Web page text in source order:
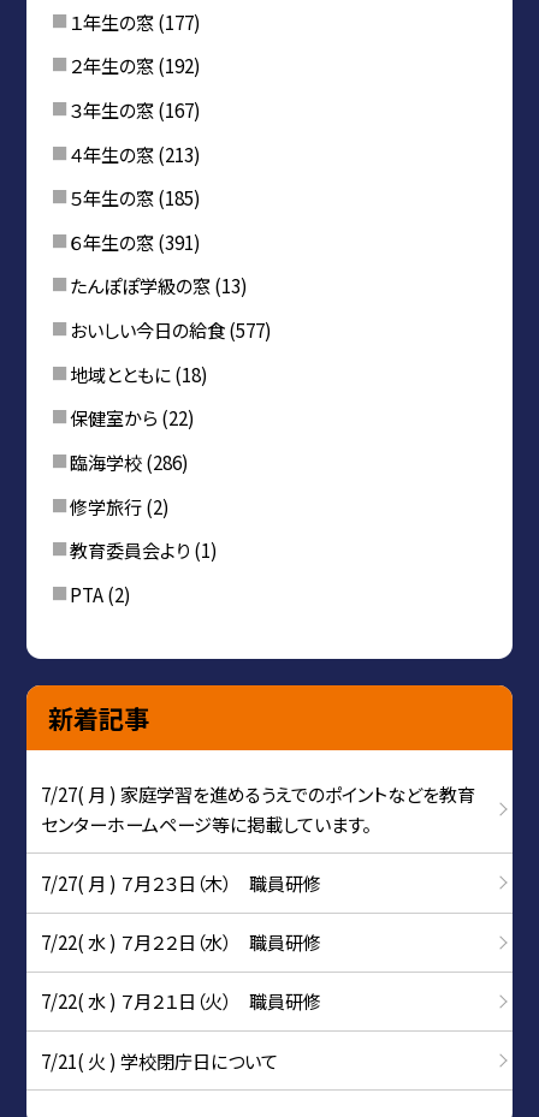
１年生の窓(177)
２年生の窓(192)
３年生の窓(167)
４年生の窓(213)
５年生の窓(185)
６年生の窓(391)
たんぽぽ学級の窓(13)
おいしい今日の給食(577)
地域とともに(18)
保健室から (22)
臨海学校(286)
修学旅行(2)
教育委員会より (1)
PTA(2)
新着記事
7/27( 月 ) 家庭学習を進めるうえでのポイントなどを教育
センターホームページ等に掲載しています。
7/27( 月 ) ７月２３日（木） 職員研修
7/22( 水 ) ７月２２日（水） 職員研修
7/22( 水 ) ７月２１日（火） 職員研修
7/21( 火 ) 学校閉庁日について